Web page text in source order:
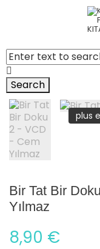
Search
plus
Bir Tat Bir
Yılmaz
8,90 €